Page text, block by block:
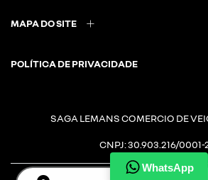
WhatsApp
MAPA DO SITE
POLÍTICA DE PRIVACIDADE
SAGA LEMANS COMERCIO DE
CNPJ: 30.903.216/0001-